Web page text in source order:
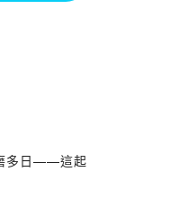
多日——這起